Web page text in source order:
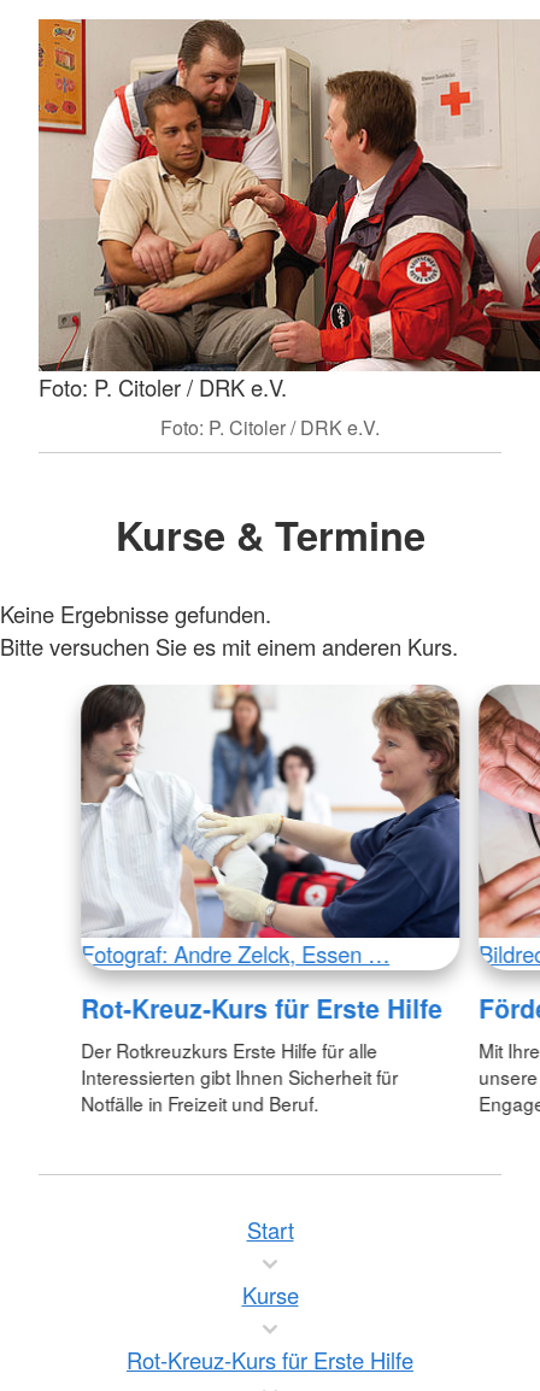
Foto: P. Citoler / DRK e.V.
Foto: P. Citoler / DRK e.V.
Kurse & Termine
Keine Ergebnisse gefunden.
Bitte versuchen Sie es mit einem anderen Kurs.
Fotograf: Andre Zelck, Essen …
Rot-Kreuz-Kurs für Erste Hilfe
Der Rotkreuzkurs Erste Hilfe für alle
Interessierten gibt Ihnen Sicherheit für
Notfälle in Freizeit und Beruf.
Mit
Start
Kurse
Rot-Kreuz-Kurs für Erste Hilfe